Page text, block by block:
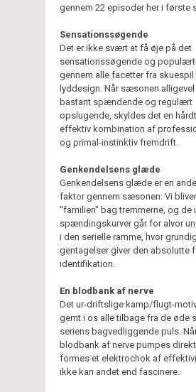
gennem 22 episoder her i første
Sensationssøgende
Det er ikke svært at få øje på det
sensationssøgende og
gennem alle facetter fra skuespil
lyddesign. Når sæsonen alligevel
bastant spændende og regulært
opslugende, skyldes det en
effektiv kombination af
og primal-instinktiv fremdrift.
Genkendelsens glæde
Genkendelsens glæde er en
faktor gennem sæsonen: Vi
"familien" bag tremmerne, og de
spændingskurver går for alvor
i den serielle ramme, hvor
gentagelser giver den absolutte
identifikation.
En blodbank af nerve
Det ur-driftslige kamp/flugt-
gemt i os alle tilbage fra de øde
seriens bagvedliggende puls.
blodbank af nerve pumpes
formes et elektrochok af
ikke kan andet end fascinere.